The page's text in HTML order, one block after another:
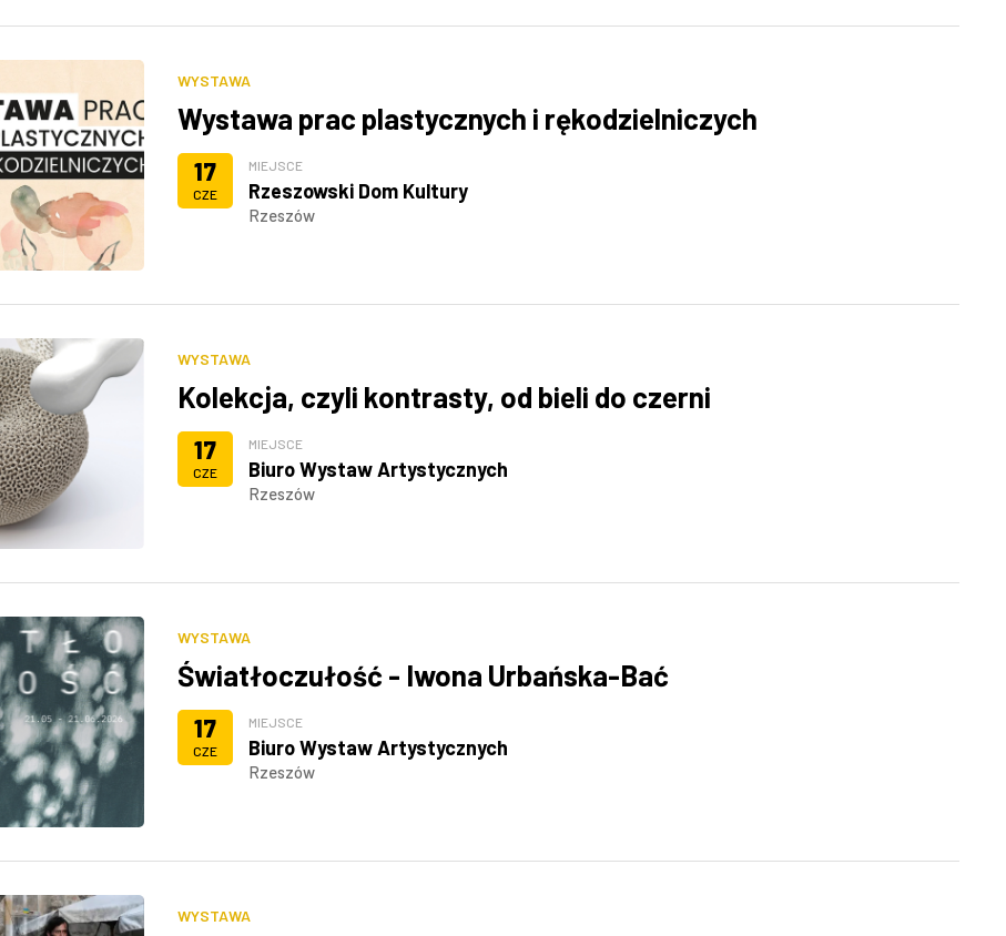
WYSTAWA
Wystawa prac plastycznych i rękodzielniczych
17
CZE
MIEJSCE
Rzeszowski Dom Kultury
Rzeszów
WYSTAWA
Kolekcja, czyli kontrasty, od bieli do czerni
17
CZE
MIEJSCE
Biuro Wystaw Artystycznych
Rzeszów
WYSTAWA
Światłoczułość - Iwona Urbańska-Bać
17
CZE
MIEJSCE
Biuro Wystaw Artystycznych
Rzeszów
WYSTAWA